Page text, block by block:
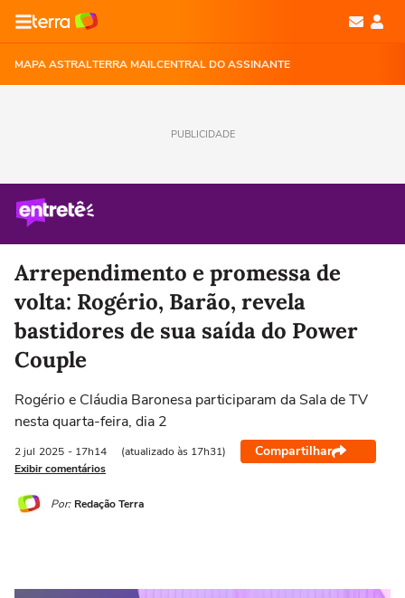
MAPA ASTRALTERRA MAILCENTRAL DO ASSINANTE
PUBLICIDADE
Arrependimento e promessa de
volta: Rogério, Barão, revela
bastidores de sua saída do Power
Couple
Rogério e Cláudia Baronesa participaram da Sala de TV
nesta quarta-feira, dia 2
2 jul 2025 - 17h14 (atualizado às 17h31) Compartilhar
Exibir comentários
Por: Redação Terra